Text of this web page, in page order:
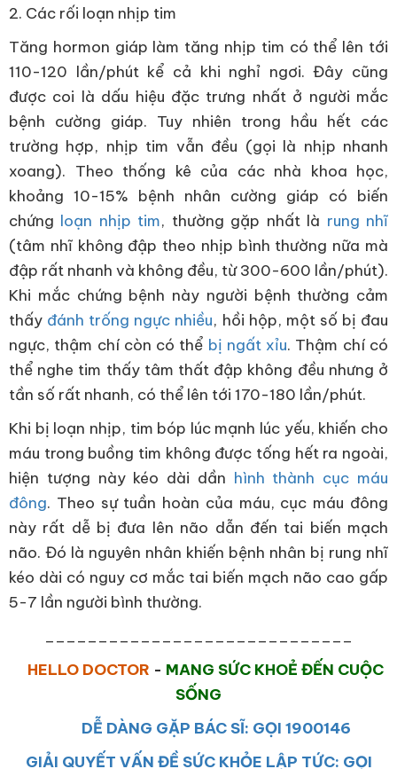
2. Các rối loạn nhịp tim
Tăng hormon giáp làm tăng nhịp tim có thể lên tới
110-120 lần/phút kể cả khi nghỉ ngơi. Đây cũng
được coi là dấu hiệu đặc trưng nhất ở người mắc
bệnh cường giáp. Tuy nhiên trong hầu hết các
trường hợp, nhịp tim vẫn đều (gọi là nhịp nhanh
xoang). Theo thống kê của các nhà khoa học,
khoảng 10-15% bệnh nhân cường giáp có biến
chứng loạn nhịp tim, thường gặp nhất là rung nhĩ
(tâm nhĩ không đập theo nhịp bình thường nữa mà
đập rất nhanh và không đều, từ 300-600 lần/phút).
Khi mắc chứng bệnh này người bệnh thường cảm
thấy đánh trống ngực nhiều, hồi hộp, một số bị đau
ngực, thậm chí còn có thể bị ngất xỉu. Thậm chí có
thể nghe tim thấy tâm thất đập không đều nhưng ở
tần số rất nhanh, có thể lên tới 170-180 lần/phút.
Khi bị loạn nhịp, tim bóp lúc mạnh lúc yếu, khiến cho
máu trong buồng tim không được tống hết ra ngoài,
hiện tượng này kéo dài dần hình thành cục máu
đông. Theo sự tuần hoàn của máu, cục máu đông
này rất dễ bị đưa lên não dẫn đến tai biến mạch
não. Đó là nguyên nhân khiến bệnh nhân bị rung nhĩ
kéo dài có nguy cơ mắc tai biến mạch não cao gấp
5-7 lần người bình thường.
HELLO DOCTOR - MANG SỨC KHOẺ ĐẾN CUỘC
SỐNG
DỄ DÀNG GẶP BÁC SĨ: GỌI 1900146
GIẢI QUYẾT VẤN ĐỀ SỨC KHỎE LẬP TỨC: GỌI